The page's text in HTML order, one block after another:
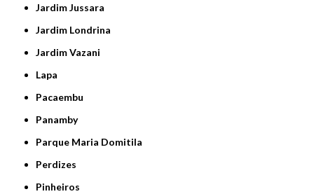
Jardim Jussara
Jardim Londrina
Jardim Vazani
Lapa
Pacaembu
Panamby
Parque Maria Domitila
Perdizes
Pinheiros